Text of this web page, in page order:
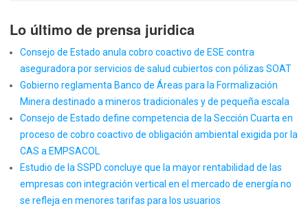
Lo último de prensa juridica
Consejo de Estado anula cobro coactivo de ESE contra
aseguradora por servicios de salud cubiertos con pólizas SOAT
Gobierno reglamenta Banco de Áreas para la Formalización
Minera destinado a mineros tradicionales y de pequeña escala
Consejo de Estado define competencia de la Sección Cuarta en
proceso de cobro coactivo de obligación ambiental exigida por la
CAS a EMPSACOL
Estudio de la SSPD concluye que la mayor rentabilidad de las
empresas con integración vertical en el mercado de energía no
se refleja en menores tarifas para los usuarios